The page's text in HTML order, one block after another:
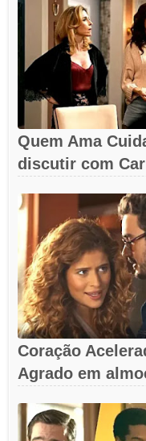
Quem Ama
discutir com
Coração
Agrado em